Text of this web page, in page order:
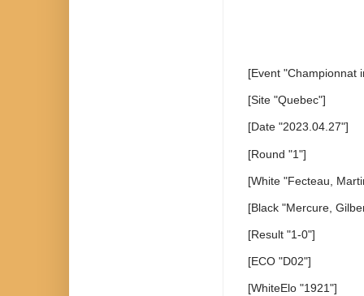
[Event "Championnat
[Site "Quebec"]
[Date "2023.04.27"]
[Round "1"]
[White "Fecteau,
[Black "Mercure,
[Result "1-0"]
[ECO "D02"]
[WhiteElo "1921"]